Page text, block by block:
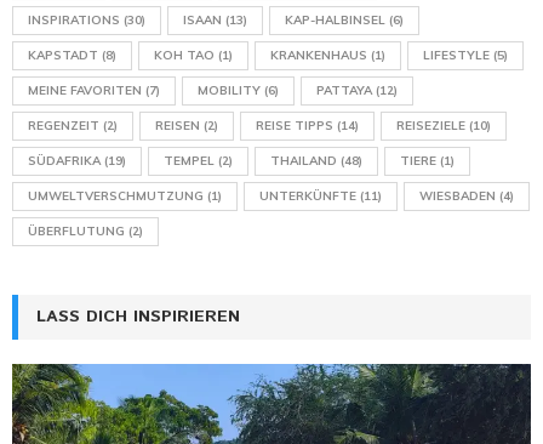
INSPIRATIONS (30) ISAAN (13) KAP-HALBINSEL (6)
KAPSTADT (8) KOH TAO (1) KRANKENHAUS (1) LIFESTYLE (5)
MEINE FAVORITEN (7) MOBILITY (6) PATTAYA(12)
REGENZEIT (2) REISEN (2) REISE TIPPS (14) REISEZIELE (10)
SÜDAFRIKA(19) TEMPEL (2) THAILAND (48) TIERE (1)
UMWELTVERSCHMUTZUNG (1) UNTERKÜNFTE (11) WIESBADEN (4)
ÜBERFLUTUNG (2)
LASS DICH INSPIRIEREN